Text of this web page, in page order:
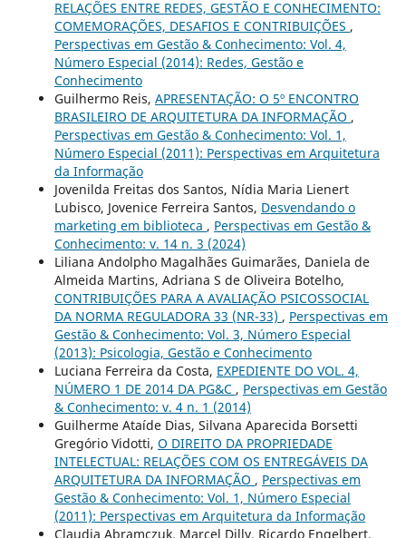
RELAÇÕES ENTRE REDES, GESTÃO E CONHECIMENTO:
COMEMORAÇÕES, DESAFIOS E CONTRIBUIÇÕES ,
Perspectivas em Gestão & Conhecimento: Vol. 4,
Número Especial (2014): Redes, Gestão e
Conhecimento
Guilhermo Reis, APRESENTAÇÃO: O 5º ENCONTRO
BRASILEIRO DE ARQUITETURA DA INFORMAÇÃO ,
Perspectivas em Gestão & Conhecimento: Vol. 1,
Número Especial (2011): Perspectivas em Arquitetura
da Informação
Jovenilda Freitas dos Santos, Nídia Maria Lienert
Lubisco, Jovenice Ferreira Santos, Desvendando o
marketing em biblioteca , Perspectivas em Gestão &
Conhecimento: v. 14 n. 3 (2024)
Liliana Andolpho Magalhães Guimarães, Daniela de
Almeida Martins, Adriana S de Oliveira Botelho,
CONTRIBUIÇÕES PARA A AVALIAÇÃO PSICOSSOCIAL
DA NORMA REGULADORA 33 (NR-33) , Perspectivas em
Gestão & Conhecimento: Vol. 3, Número Especial
(2013): Psicologia, Gestão e Conhecimento
Luciana Ferreira da Costa, EXPEDIENTE DO VOL. 4,
NÚMERO 1 DE 2014 DA PG&C , Perspectivas em Gestão
& Conhecimento: v. 4 n. 1 (2014)
Guilherme Ataíde Dias, Silvana Aparecida Borsetti
Gregório Vidotti, O DIREITO DA PROPRIEDADE
INTELECTUAL: RELAÇÕES COM OS ENTREGÁVEIS DA
ARQUITETURA DA INFORMAÇÃO , Perspectivas em
Gestão & Conhecimento: Vol. 1, Número Especial
(2011): Perspectivas em Arquitetura da Informação
Claudia Abramczuk, Marcel Dilly, Ricardo Engelbert,